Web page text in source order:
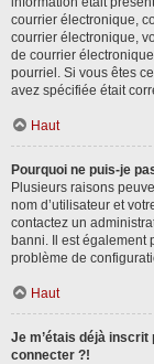
courrier électronique,
courrier électronique,
de courrier
pourriel. Si vous êtes
avez spécifiée était
Haut
Pourquoi ne puis-je
Plusieurs raisons
nom d’utilisateur et
contactez un
banni. Il est également
problème de
Haut
Je m’étais déjà
connecter ?!